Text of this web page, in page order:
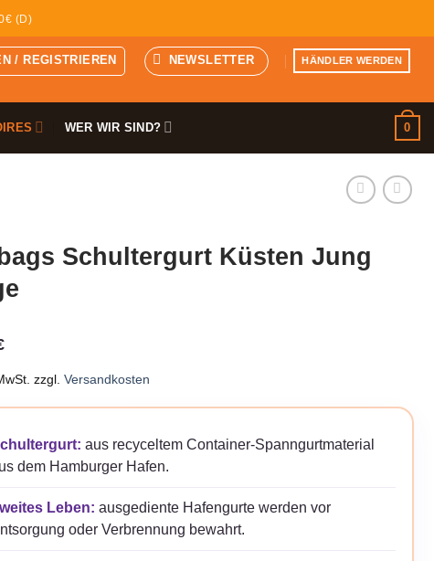
(D)
/ REGISTRIEREN NEWSLETTER HÄNDLER WERDEN
WER WIR SIND? 0
Schultergurt Küsten Jung
zzgl. Versandkosten
aus recyceltem Container-Spanngurtmaterial
dem Hamburger Hafen.
Leben: ausgediente Hafengurte werden vor
oder Verbrennung bewahrt.